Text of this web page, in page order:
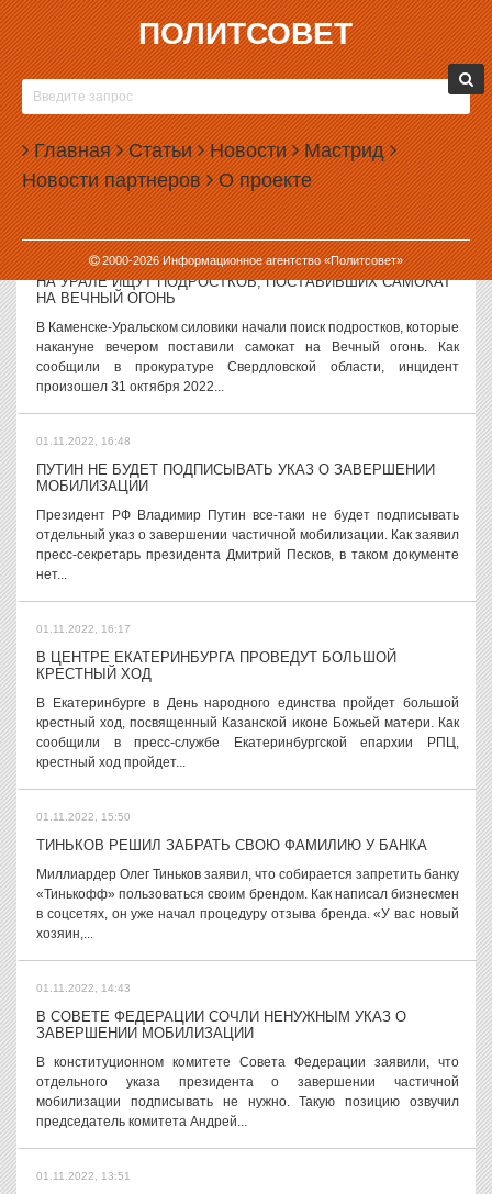
ПОЛИТСОВЕТ
Главная Статьи Новости Мастрид
Новости партнеров О проекте
2000-2026Информационное агентство «Политсовет»
01.11.2022, 17:59
ДЕПУТАТ ГОРДУМЫ ЕКАТЕРИНБУРГА СТАЛ ГЛАВОЙ
БЕЛОЯРКИ СО ВТОРОЙ ПОПЫТКИ
Депутат городской думы Екатеринбурга Григорий Вихарев со
второй попытки избран главой Белоярского городского округа.
Голосование депутатов по выборам главы округа прошло 1 ноября
2022 года. За...
01.11.2022, 17:46
НА УРАЛЕ ИЩУТ ПОДРОСТКОВ, ПОСТАВИВШИХ САМОКАТ
НА ВЕЧНЫЙ ОГОНЬ
В Каменске-Уральском силовики начали поиск подростков, которые
накануне вечером поставили самокат на Вечный огонь. Как
сообщили в прокуратуре Свердловской области, инцидент
произошел 31 октября 2022...
01.11.2022, 16:48
ПУТИН НЕ БУДЕТ ПОДПИСЫВАТЬ УКАЗ О ЗАВЕРШЕНИИ
МОБИЛИЗАЦИИ
Президент РФ Владимир Путин все-таки не будет подписывать
отдельный указ о завершении частичной мобилизации. Как заявил
пресс-секретарь президента Дмитрий Песков, в таком документе
нет...
01.11.2022, 16:17
В ЦЕНТРЕ ЕКАТЕРИНБУРГА ПРОВЕДУТ БОЛЬШОЙ
КРЕСТНЫЙ ХОД
В Екатеринбурге в День народного единства пройдет большой
крестный ход, посвященный Казанской иконе Божьей матери. Как
сообщили в пресс-службе Екатеринбургской епархии РПЦ,
крестный ход пройдет...
01.11.2022, 15:50
ТИНЬКОВ РЕШИЛ ЗАБРАТЬ СВОЮ ФАМИЛИЮ У БАНКА
Миллиардер Олег Тиньков заявил, что собирается запретить банку
«Тинькофф» пользоваться своим брендом. Как написал бизнесмен
в соцсетях, он уже начал процедуру отзыва бренда. «У вас новый
хозяин,...
01.11.2022, 14:43
В СОВЕТЕ ФЕДЕРАЦИИ СОЧЛИ НЕНУЖНЫМ УКАЗ О
ЗАВЕРШЕНИИ МОБИЛИЗАЦИИ
В конституционном комитете Совета Федерации заявили, что
отдельного указа президента о завершении частичной
мобилизации подписывать не нужно. Такую позицию озвучил
председатель комитета Андрей...
01.11.2022, 13:51